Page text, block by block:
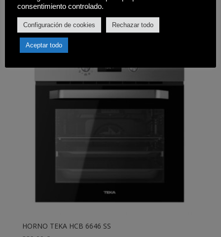
Comprar
HORNO TEKA HCB 6646 SS
consentimiento controlado.
Configuración de cookies Rechazar todo
Aceptar todo